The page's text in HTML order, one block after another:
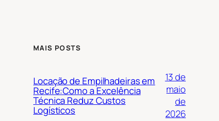
MAIS POSTS
Locação de Empilhadeiras em
Recife:Como a Excelência
Técnica Reduz Custos
Logísticos
13 de
maio
de
2026